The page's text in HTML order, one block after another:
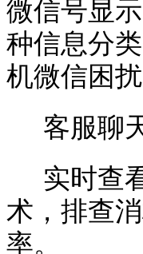
微信号显
种信息分
机微信困扰
客服聊
实时查
术，排查
率。